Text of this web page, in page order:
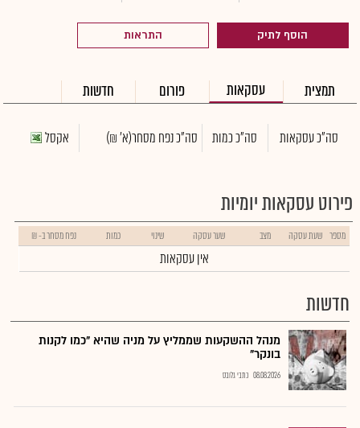
הוסף לתיק התראות
תמצית עסקאות פורום חדשות
סה"כ עסקאות סה"כ כמות סה"כ נפח מסחר(א' ₪) אקסל
פירוט עסקאות יומיות
מספר שעת עסקה מצב שער עסקה שינוי כמות נפח מסחר ב- ₪
אין עסקאות
חדשות
מנהל ההשקעות שממליץ על מניה שהיא "כמו לקנות
בונקר"
08.08.2026 כתבי גלובס